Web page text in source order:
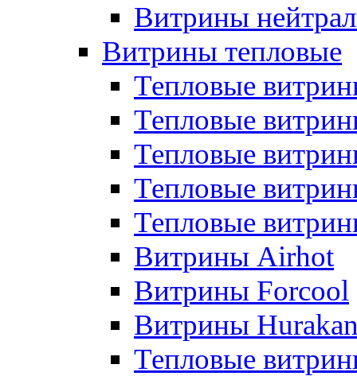
Витрины
Витрины тепловые
Тепловые
Тепловые
Тепловые
Тепловые
Тепловые
Витрины Airhot
Витрины Forcool
Витрины
Тепловые